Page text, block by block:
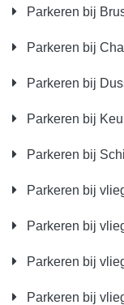
Parkeren bij
Parkeren bij
Parkeren bij
Parkeren bij
Parkeren bij
Parkeren bij
Parkeren bij
Parkeren bij
Parkeren bij